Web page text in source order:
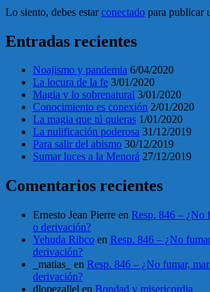
Lo siento, debes estarconectado para publicar
Entradas recientes
Noajismo y pandemia 6/04/2020
La locura de la fe 3/01/2020
Magia y lo sobrenatural 3/01/2020
Conocimiento es conexión 2/01/2020
La magia que tú quieras 1/01/2020
La nulificación poderosa 31/12/2019
Para salir del abismo 30/12/2019
Sumar luces a la Menorá 27/12/2019
Comentarios recientes
Ernesto Jean Pierre en Resp. 846 – ¿No
o derivación?
Yehuda Ribco en Resp. 846 – ¿No
derivación?
_matias_
en Resp. 846 – ¿No fumar,
derivación?
dlopezallel en Bondad y misericordia